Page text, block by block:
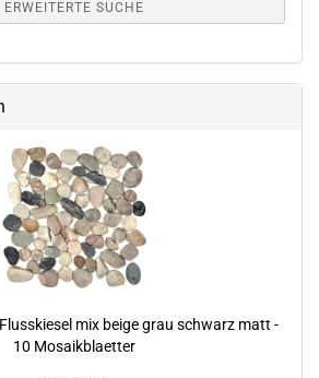
ERWEITERTE SUCHE
mix beige grau schwarz matt -
10 Mosaikblaetter